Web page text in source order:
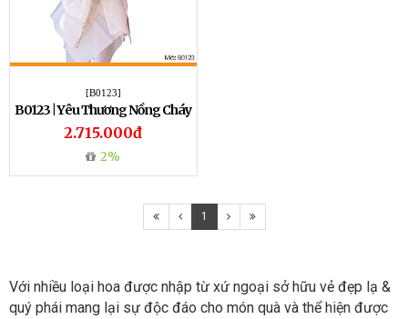
[B0123]
B0123 | Yêu Thương Nồng Cháy
2.715.000đ
2%
1
Với nhiều loại hoa được nhập từ xứ ngoại sở hữu vẻ đẹp lạ &
quý phái mang lại sự độc đáo cho món quà và thể hiện được